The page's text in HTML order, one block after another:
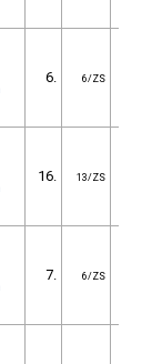
6. 6/ZS
16. 13/ZS
7. 6/ZS